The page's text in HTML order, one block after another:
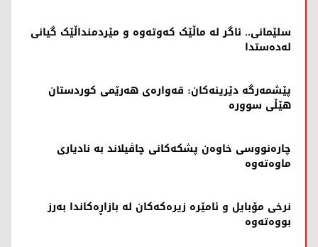
سلێمانی.. ئاگر لە ماڵێک کەوتەوە و مێردمنداڵێک گیانی
لەدەستدا
پێشمەرگە دێرینەکان: قەوارەی هەرێمی کوردستان
هێڵی سوورە
چارەنووسى خاوەن پشکەکانى چاڤیلاند بە نادیارى
ماوەتەوە
نرخی مۆبایل و ئامێرە زیرەکەکان لە بازاڕەکاندا بەرز
بووەتەوە